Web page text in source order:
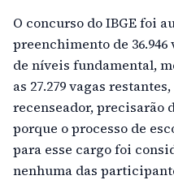
O concurso do IBGE foi
preenchimento de
de níveis fundamental,
as 27.279 vagas
recenseador, precisarão
porque o processo de
para esse cargo foi
nenhuma das